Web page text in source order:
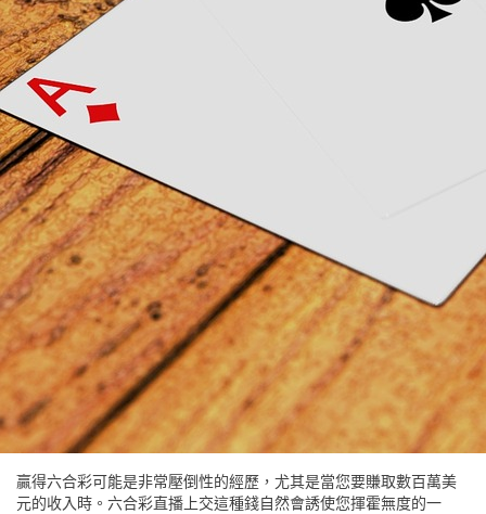
贏得六合彩可能是非常壓倒性的經歷，尤其是當您要賺取數百萬美
元的收入時。六合彩直播上交這種錢自然會誘使您揮霍無度的一